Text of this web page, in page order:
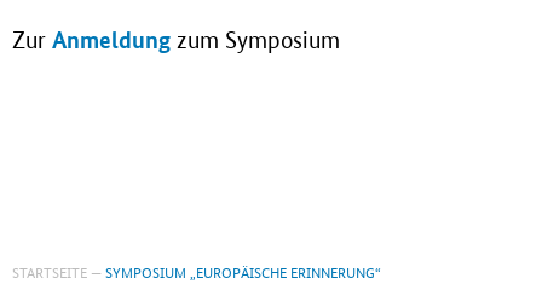
Zur Anmeldung zum Symposium
STARTSEITE SYMPOSIUM „EUROPÄISCHE ERINNERUNG“